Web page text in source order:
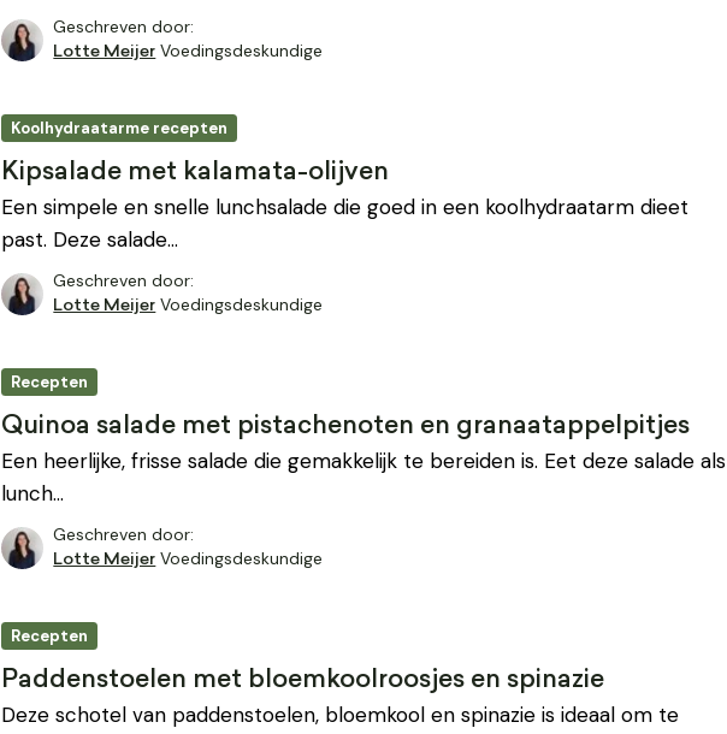
Geschreven door:
Lotte Meijer Voedingsdeskundige
Koolhydraatarme recepten
Kipsalade met kalamata-olijven
Een simpele en snelle lunchsalade die goed in een koolhydraatarm dieet
past. Deze salade…
Geschreven door:
Lotte Meijer Voedingsdeskundige
Recepten
Quinoa salade met pistachenoten en granaatappelpitjes
Een heerlijke, frisse salade die gemakkelijk te bereiden is. Eet deze salade als
lunch…
Geschreven door:
Lotte Meijer Voedingsdeskundige
Recepten
Paddenstoelen met bloemkoolroosjes en spinazie
Deze schotel van paddenstoelen, bloemkool en spinazie is ideaal om te